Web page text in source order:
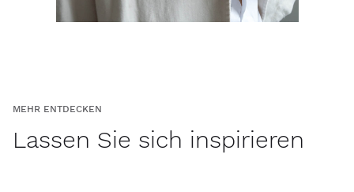
MEHR ENTDECKEN
Lassen Sie sich inspirieren